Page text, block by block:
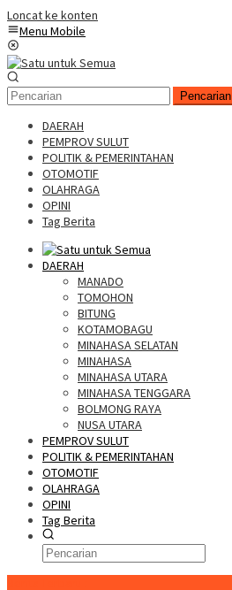
Loncat ke konten
Menu Mobile
Pencarian
DAERAH
PEMPROV SULUT
POLITIK & PEMERINTAHAN
OTOMOTIF
OLAHRAGA
OPINI
Tag Berita
DAERAH
MANADO
TOMOHON
BITUNG
KOTAMOBAGU
MINAHASA SELATAN
MINAHASA
MINAHASA UTARA
MINAHASA TENGGARA
BOLMONG RAYA
NUSA UTARA
PEMPROV SULUT
POLITIK & PEMERINTAHAN
OTOMOTIF
OLAHRAGA
OPINI
Tag Berita